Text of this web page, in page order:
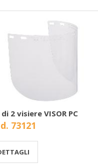
2 visiere VISOR PC
73121